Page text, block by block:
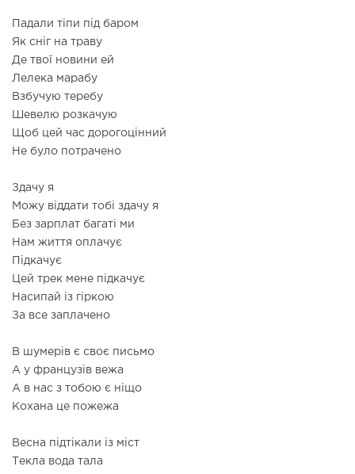
Падали тіпи під баром
Як сніг на траву
Де твої новини ей
Лелека марабу
Взбучую теребу
Шевелю розкачую
Щоб цей час дорогоцінний
Не було потрачено
Здачу я
Можу віддати тобі здачу я
Без зарплат багаті ми
Нам життя оплачує
Підкачує
Цей трек мене підкачує
Насипай із гіркою
За все заплачено
В шумерів є своє письмо
А у французів вежа
А в нас з тобою є ніщо
Кохана це пожежа
Весна підтікали із міст
Текла вода тала